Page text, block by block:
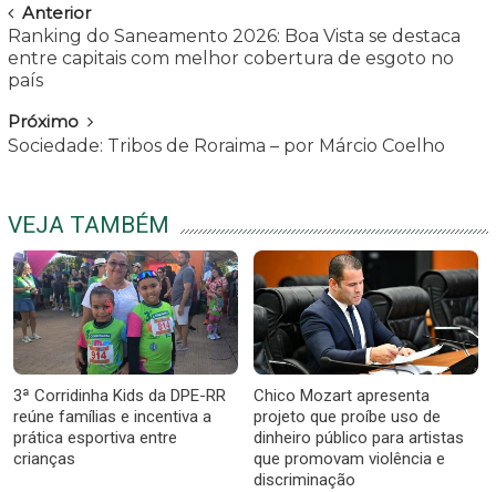
Navegar
Anterior
Ranking do Saneamento 2026: Boa Vista se destaca
entre capitais com melhor cobertura de esgoto no
país
Próximo
Sociedade: Tribos de Roraima – por Márcio Coelho
VEJA TAMBÉM
3ª Corridinha Kids da DPE-RR
reúne famílias e incentiva a
prática esportiva entre
crianças
Chico Mozart apresenta
projeto que proíbe uso de
dinheiro público para artistas
que promovam violência e
discriminação